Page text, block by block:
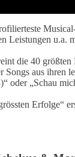
Musical-
Leistungen u.a.
die 40
aus ihren
oder „Schau
Erfolge“